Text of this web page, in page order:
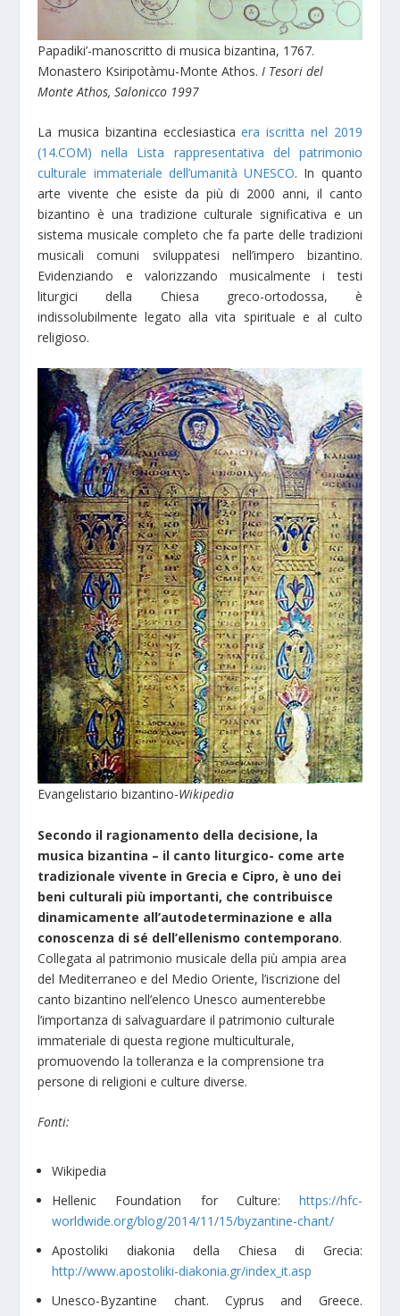
Papadiki’-manoscritto di musica bizantina, 1767.
Monastero Ksiripotàmu-Monte Athos. I Tesori del
Monte Athos, Salonicco 1997
La musica bizantina ecclesiasticaera iscritta nel 2019
(14.COM) nella Lista rappresentativa del patrimonio
culturale immateriale dell’umanità UNESCO. In quanto
arte vivente che esiste da più di 2000 anni, il canto
bizantino è una tradizione culturale significativa e un
sistema musicale completo che fa parte delle tradizioni
musicali comuni sviluppatesi nell’impero bizantino.
Evidenziando e valorizzando musicalmente i testi
liturgici della Chiesa greco-ortodossa, è
indissolubilmente legato alla vita spirituale e al culto
religioso.
Evangelistario bizantino-Wikipedia
Secondo il ragionamento della decisione, la
musica bizantina – il canto liturgico- come arte
tradizionale vivente in Grecia e Cipro, è uno dei
beni culturali più importanti, che contribuisce
dinamicamente all’autodeterminazione e alla
conoscenza di sé dell’ellenismo contemporano.
Collegata al patrimonio musicale della più ampia area
del Mediterraneo e del Medio Oriente, l’iscrizione del
canto bizantino nell’elenco Unesco aumenterebbe
l’importanza di salvaguardare il patrimonio culturale
immateriale di questa regione multiculturale,
promuovendo la tolleranza e la comprensione tra
persone di religioni e culture diverse.
Fonti:
Wikipedia
Hellenic Foundation for Culture: https://hfc-
worldwide.org/blog/2014/11/15/byzantine-chant/
Apostoliki diakonia della Chiesa di Grecia:
http://www.apostoliki-diakonia.gr/index_it.asp
Unesco-Byzantine chant. Cyprus and Greece.